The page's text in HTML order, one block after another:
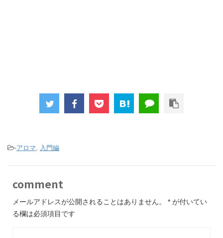
-アロマ, 入門編
comment
メールアドレスが公開されることはありません。 * が付いてい
る欄は必須項目です